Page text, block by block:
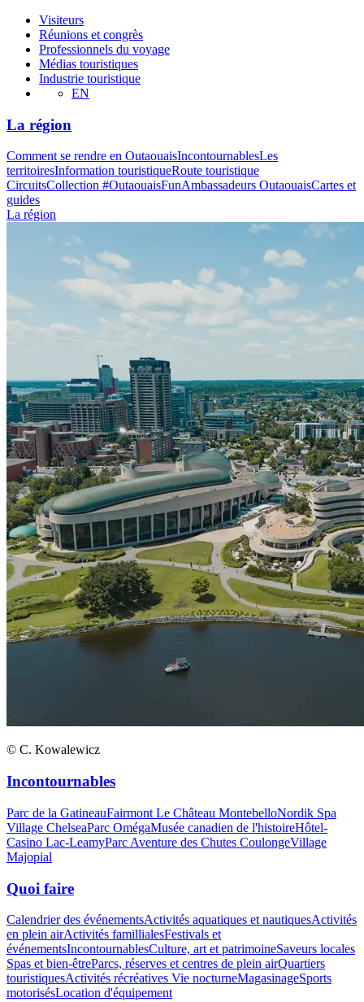
Visiteurs
Réunions et congrès
Professionnels du voyage
Médias touristiques
Industrie touristique
EN
La région
Comment se rendre en OutaouaisIncontournablesLes
territoiresInformation touristiqueRoute touristique
CircuitsCollection #OutaouaisFunAmbassadeurs OutaouaisCartes et
guides
La région
© C. Kowalewicz
Incontournables
Parc de la GatineauFairmont Le Château MontebelloNordik Spa
Village ChelseaParc OmégaMusée canadien de l'histoireHôtel-
Casino Lac-LeamyParc Aventure des Chutes CoulongeVillage
Majopial
Quoi faire
Calendrier des événementsActivités aquatiques et nautiquesActivités
en plein airActivités famillialesFestivals et
événementsIncontournablesCulture, art et patrimoineSaveurs locales
Spas et bien-êtreParcs, réserves et centres de plein airQuartiers
touristiquesActivités récréatives Vie nocturneMagasinageSports
motorisésLocation d'équipement